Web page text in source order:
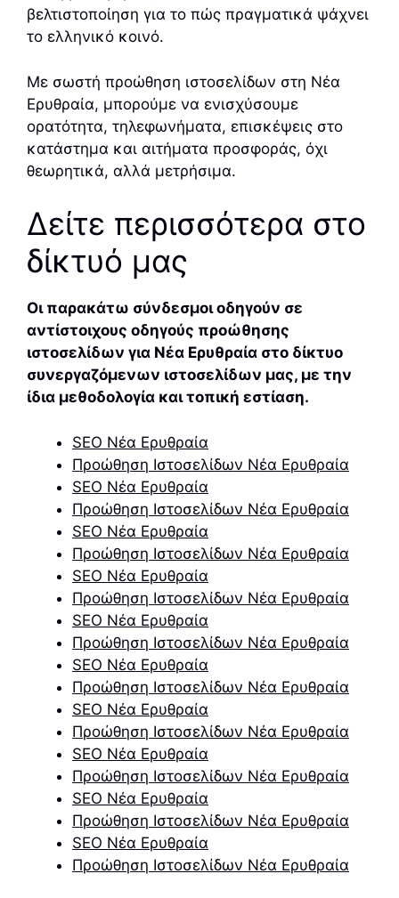
βελτιστοποίηση για το πώς πραγματικά ψάχνει
το ελληνικό κοινό.
Με σωστή προώθηση ιστοσελίδων στη Νέα
Ερυθραία, μπορούμε να ενισχύσουμε
ορατότητα, τηλεφωνήματα, επισκέψεις στο
κατάστημα και αιτήματα προσφοράς, όχι
θεωρητικά, αλλά μετρήσιμα.
Δείτε περισσότερα στο
δίκτυό μας
Οι παρακάτω σύνδεσμοι οδηγούν σε
αντίστοιχους οδηγούς προώθησης
ιστοσελίδων για Νέα Ερυθραία στο δίκτυο
συνεργαζόμενων ιστοσελίδων μας, με την
ίδια μεθοδολογία και τοπική εστίαση.
SEO Νέα Ερυθραία
Προώθηση Ιστοσελίδων Νέα Ερυθραία
SEO Νέα Ερυθραία
Προώθηση Ιστοσελίδων Νέα Ερυθραία
SEO Νέα Ερυθραία
Προώθηση Ιστοσελίδων Νέα Ερυθραία
SEO Νέα Ερυθραία
Προώθηση Ιστοσελίδων Νέα Ερυθραία
SEO Νέα Ερυθραία
Προώθηση Ιστοσελίδων Νέα Ερυθραία
SEO Νέα Ερυθραία
Προώθηση Ιστοσελίδων Νέα Ερυθραία
SEO Νέα Ερυθραία
Προώθηση Ιστοσελίδων Νέα Ερυθραία
SEO Νέα Ερυθραία
Προώθηση Ιστοσελίδων Νέα Ερυθραία
SEO Νέα Ερυθραία
Προώθηση Ιστοσελίδων Νέα Ερυθραία
SEO Νέα Ερυθραία
Προώθηση Ιστοσελίδων Νέα Ερυθραία